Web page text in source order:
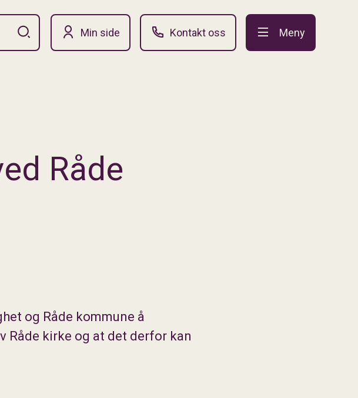
Min side Kontakt oss Meny
Råde
og Råde kommune å
kirke og at det derfor kan